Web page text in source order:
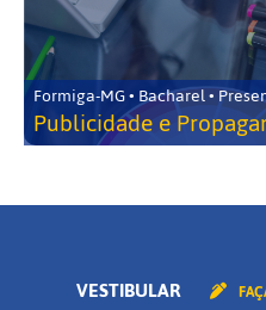
Formiga-MG • Bacharel •
Publicidade e
VESTIBULAR